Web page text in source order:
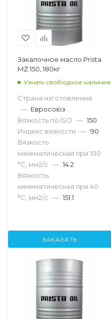
Закалочное масло Prista
MZ 150, 180кг
Узнать свободное наличие
Страна изготовления
— Евросоюз
Вязкость по ISO — 150
Индекс вязкости — 90
Вязкость
кинематическая при 100
°С, мм2/с — 14.2
Вязкость
кинематическая при 40
°С, мм2/с — 151.1
ЗАКАЗАТЬ